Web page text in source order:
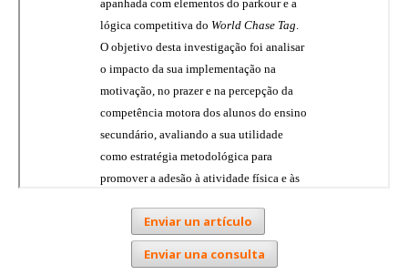
Enviar un artículo
Enviar una consulta